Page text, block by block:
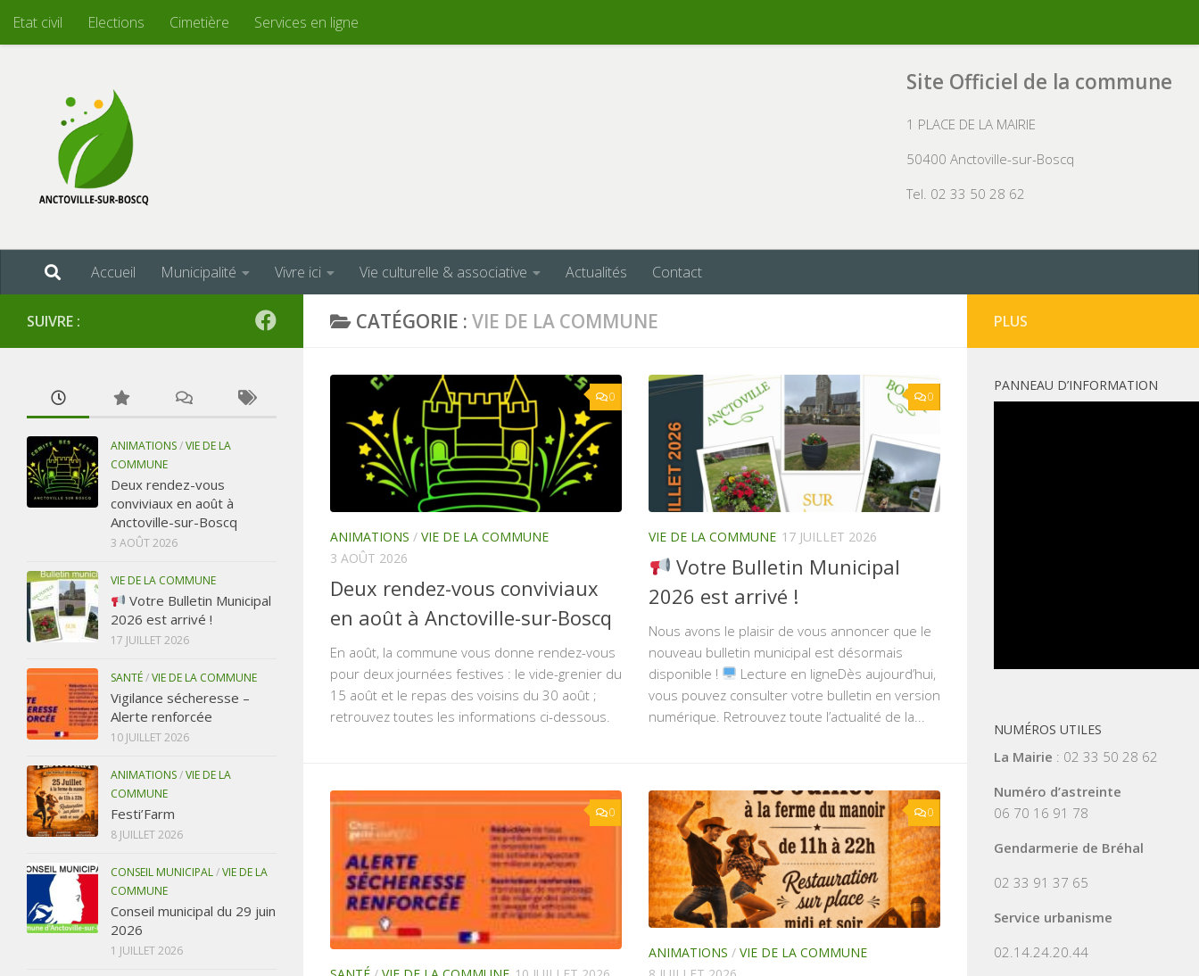
Skip to content
Etat civil Elections Cimetière Services en ligne
Site Officiel de la commune
1 PLACE DE LA MAIRIE
50400 Anctoville-sur-Boscq
Tel. 02 33 50 28 62
Accueil Municipalité Vivre ici Vie culturelle & associative Actualités Contact
CATÉGORIE : VIE DE LA COMMUNE
0
ANIMATIONS / VIE DE LA COMMUNE
3 AOÛT 2026
Deux rendez-vous conviviaux
en août à Anctoville-sur-Boscq
En août, la commune vous donne rendez-vous
pour deux journées festives : le vide-grenier du
15 août et le repas des voisins du 30 août ;
retrouvez toutes les informations ci-dessous.
0
VIE DE LA COMMUNE 17 JUILLET 2026
Votre Bulletin Municipal
2026 est arrivé !
Nous avons le plaisir de vous annoncer que le
nouveau bulletin municipal est désormais
disponible !
Lecture en ligneDès aujourd’hui,
vous pouvez consulter votre bulletin en version
numérique. Retrouvez toute l’actualité de la...
0 0
ANIMATIONS / VIE DE LA COMMUNE
SUIVRE :
ANIMATIONS/VIE DE LA
COMMUNE
Deux rendez-vous
conviviaux en août à
Anctoville-sur-Boscq
3 AOÛT 2026
VIE DE LA COMMUNE
Votre Bulletin Municipal
2026 est arrivé !
17 JUILLET 2026
SANTÉ/VIE DE LA COMMUNE
Vigilance sécheresse –
Alerte renforcée
10 JUILLET 2026
ANIMATIONS/VIE DE LA
COMMUNE
Festi’Farm
8 JUILLET 2026
CONSEIL MUNICIPAL/VIE DE LA
COMMUNE
Conseil municipal du 29 juin
2026
1 JUILLET 2026
PLUS
PANNEAU D’INFORMATION
NUMÉROS UTILES
La Mairie : 02 33 50 28 62
Numéro d’astreinte
06 70 16 91 78
Gendarmerie de Bréhal
02 33 91 37 65
Service urbanisme
02.14.24.20.44